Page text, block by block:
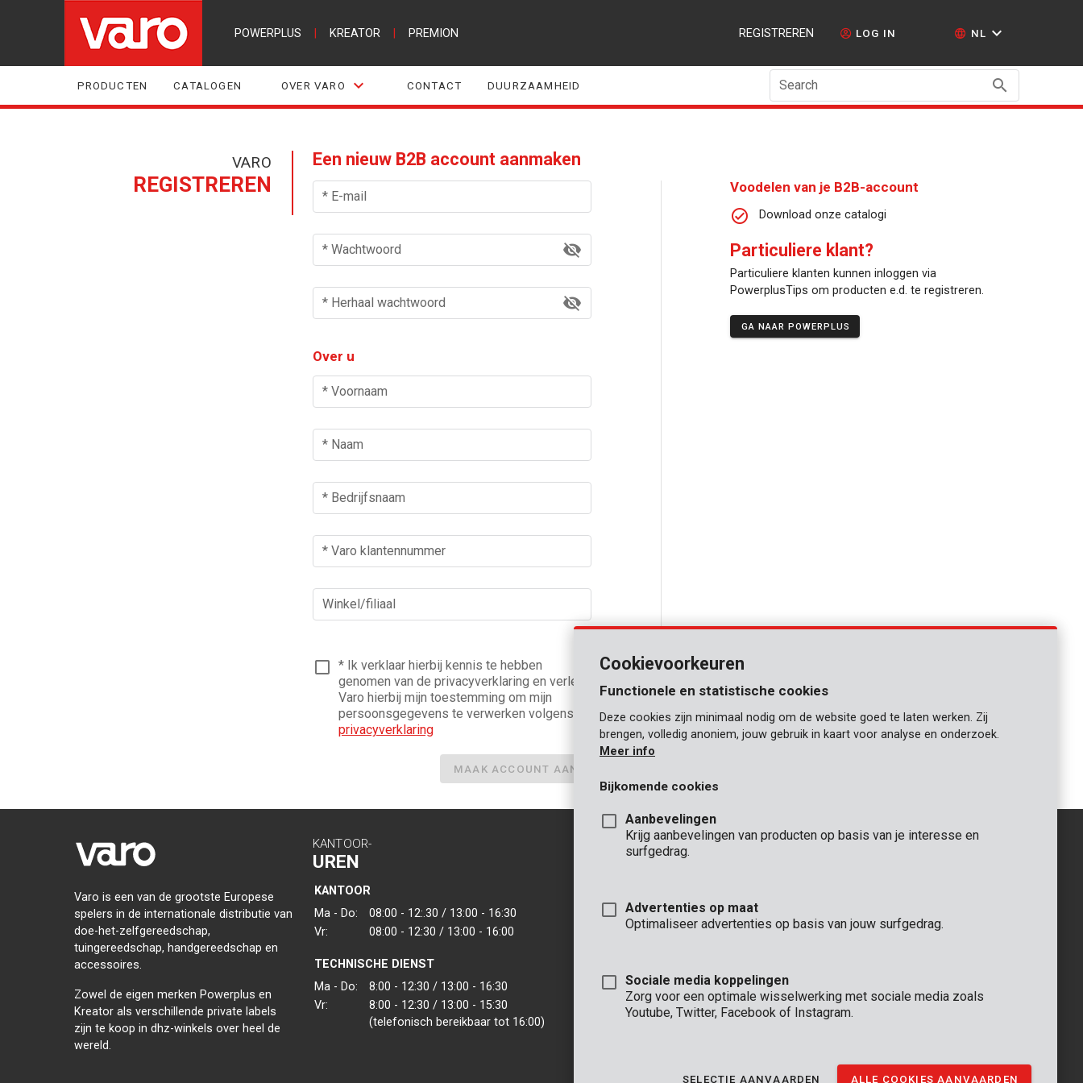
POWERPLUS KREATOR PREMION REGISTREREN LOG IN NL
PRODUCTEN CATALOGEN OVER VARO CONTACT DUURZAAMHEID Search
VARO
REGISTREREN
Een nieuw B2B account aanmaken
* E-mail
* Wachtwoord
* Herhaal wachtwoord
Over u
* Voornaam
* Naam
* Bedrijfsnaam
* Varo klantennummer
Winkel/filiaal
* Ik verklaar hierbij kennis te hebben
genomen van de privacyverklaring en verleen
Varo hierbij mijn toestemming om mijn
persoonsgegevens te verwerken volgens de
privacyverklaring
MAAK ACCOUNT AAN
Voodelen van je B2B-account
Download onze catalogi
Particuliere klant?
Particuliere klanten kunnen inloggen via
PowerplusTips om producten e.d. te registreren.
GA NAAR POWERPLUS
Varo is een van de grootste Europese
spelers in de internationale distributie van
doe-het-zelfgereedschap,
tuingereedschap, handgereedschap en
accessoires.
Zowel de eigen merken Powerplus en
Kreator als verschillende private labels
zijn te koop in dhz-winkels over heel de
wereld.
KANTOOR-
UREN
KANTOOR
Ma - Do:
08:00 - 12:.30 / 13:00 - 16:30
Vr:
08:00 - 12:30 / 13:00 - 16:00
TECHNISCHE DIENST
Ma - Do:
8:00 - 12:30 / 13:00 - 16:30
Vr:
8:00 - 12:30 / 13:00 - 15:30
(telefonisch bereikbaar tot 16:00)
CONTACT
INFO
VARO - Vic. Van Rompuy nv
Joseph Van Instraat 9
VARO IBERICA
+32 (0)3 292 92 92
info@varo.com
support@varo.com
Cookievoorkeuren
Functionele en statistische cookies
Deze cookies zijn minimaal nodig om de website goed te laten werken. Zij
brengen, volledig anoniem, jouw gebruik in kaart voor analyse en onderzoek.
Meer info
Bijkomende cookies
Aanbevelingen
Krijg aanbevelingen van producten op basis van je interesse en
surfgedrag.
Advertenties op maat
Optimaliseer advertenties op basis van jouw surfgedrag.
Sociale media koppelingen
Zorg voor een optimale wisselwerking met sociale media zoals
Youtube, Twitter, Facebook of Instagram.
SELECTIE AANVAARDEN ALLE COOKIES AANVAARDEN